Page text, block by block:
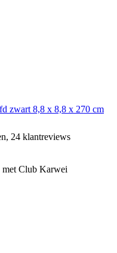
zwart 8,8 x 8,8 x 270 cm
24 klantreviews
met Club Karwei